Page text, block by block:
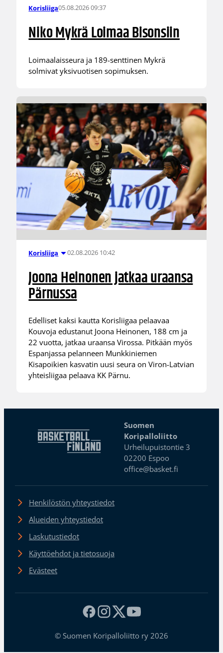
Korisliiga05.08.2026 09:37
Niko Mykrä Loimaa Bisonsiin
Loimaalaisseura ja 189-senttinen Mykrä
solmivat yksivuotisen sopimuksen.
Korisliiga 02.08.2026 10:42
Joona Heinonen jatkaa uraansa
Pärnussa
Edelliset kaksi kautta Korisliigaa pelaavaa
Kouvoja edustanut Joona Heinonen, 188 cm ja
22 vuotta, jatkaa uraansa Virossa. Pitkään myös
Espanjassa pelanneen Munkkiniemen
Kisapoikien kasvatin uusi seura on Viron-Latvian
yhteisliigaa pelaava KK Pärnu.
Suomen
Koripalloliitto
Urheilupuistontie 3
02200 Espoo
office@basket.fi
Henkilöstön yhteystiedot
Alueiden yhteystiedot
Laskutustiedot
Käyttöehdot ja tietosuoja
Evästeet
© Suomen Koripalloliitto ry 2026